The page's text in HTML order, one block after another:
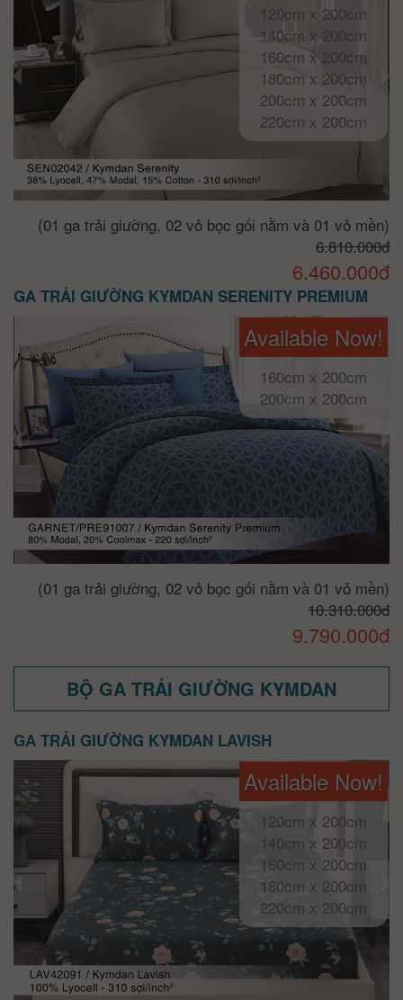
120cm x 200cm
140cm x 200cm
160cm x 200cm
180cm x 200cm
200cm x 200cm
220cm x 200cm
(01 ga trải giường, 02 vỏ bọc gối nằm và 01 vỏ mền)
6.810.000đ
6.460.000đ
GA TRẢI GIƯỜNG KYMDAN SERENITY PREMIUM
Available Now!
160cm x 200cm
200cm x 200cm
(01 ga trải giường, 02 vỏ bọc gối nằm và 01 vỏ mền)
10.310.000đ
9.790.000đ
BỘ GA TRẢI GIƯỜNG KYMDAN
GA TRẢI GIƯỜNG KYMDAN LAVISH
Available Now!
120cm x 200cm
140cm x 200cm
160cm x 200cm
180cm x 200cm
220cm x 200cm